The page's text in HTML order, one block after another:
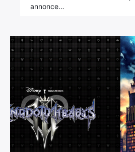
annonce…